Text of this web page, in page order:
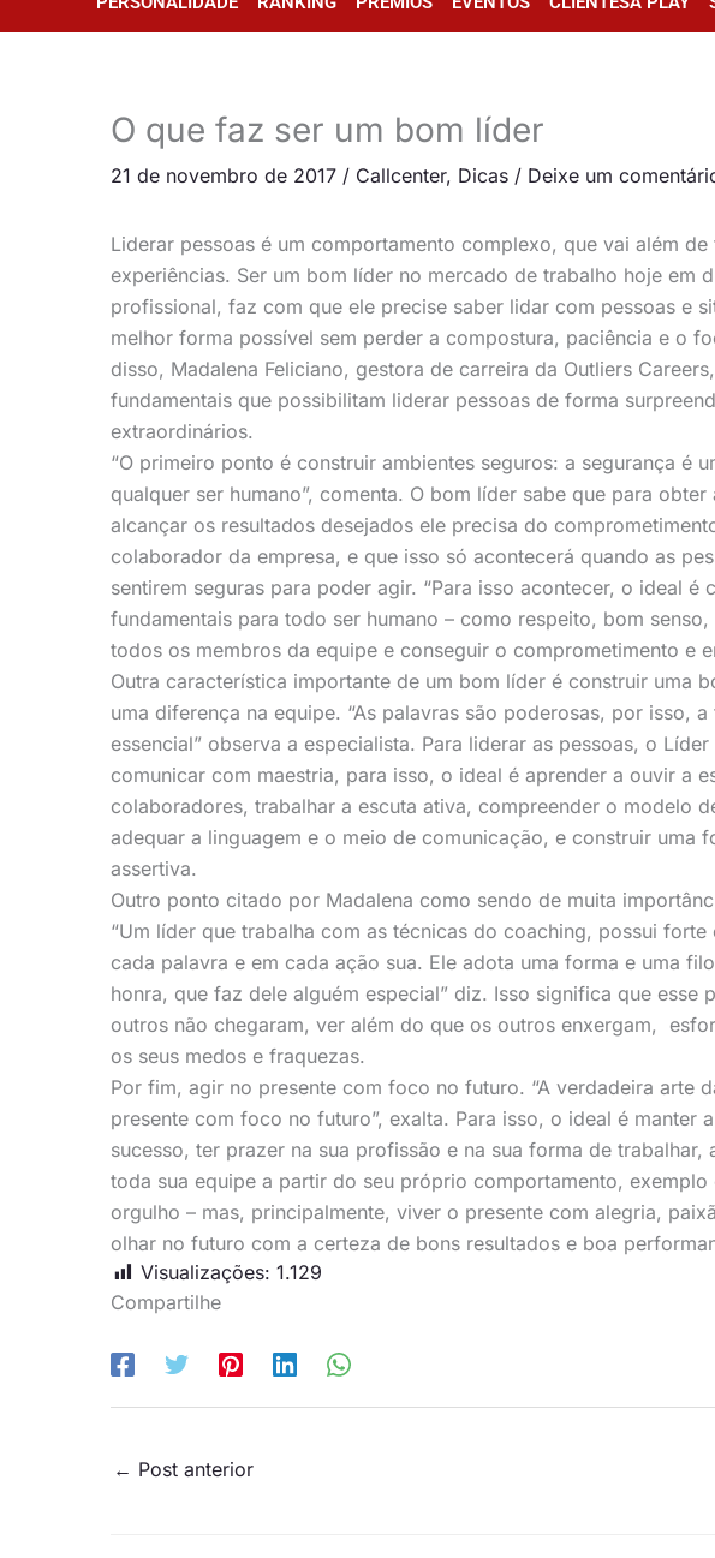
O que faz ser um bom líder
21 de novembro de 2017 / Callcenter, Dicas / Deixe um
Liderar pessoas é um comportamento complexo, que vai além
experiências. Ser um bom líder no mercado de trabalho hoje em
profissional, faz com que ele precise saber lidar com pessoas e
melhor forma possível sem perder a compostura, paciência e o
disso, Madalena Feliciano, gestora de carreira da Outliers
fundamentais que possibilitam liderar pessoas de forma
extraordinários.
“O primeiro ponto é construir ambientes seguros: a segurança é
qualquer ser humano”, comenta. O bom líder sabe que para
alcançar os resultados desejados ele precisa do
colaborador da empresa, e que isso só acontecerá quando as
sentirem seguras para poder agir. “Para isso acontecer, o ideal
fundamentais para todo ser humano – como respeito, bom
todos os membros da equipe e conseguir o comprometimento e
Outra característica importante de um bom líder é construir uma
uma diferença na equipe. “As palavras são poderosas, por isso,
essencial” observa a especialista. Para liderar as pessoas, o
comunicar com maestria, para isso, o ideal é aprender a ouvir a
colaboradores, trabalhar a escuta ativa, compreender o modelo
adequar a linguagem e o meio de comunicação, e construir uma
assertiva.
Outro ponto citado por Madalena como sendo de muita
“Um líder que trabalha com as técnicas do coaching, possui
cada palavra e em cada ação sua. Ele adota uma forma e uma
honra, que faz dele alguém especial” diz. Isso significa que esse
outros não chegaram, ver além do que os outros enxergam,
os seus medos e fraquezas.
Por fim, agir no presente com foco no futuro. “A verdadeira arte
presente com foco no futuro”, exalta. Para isso, o ideal é manter
sucesso, ter prazer na sua profissão e na sua forma de
toda sua equipe a partir do seu próprio comportamento,
orgulho – mas, principalmente, viver o presente com alegria,
olhar no futuro com a certeza de bons resultados e boa
Visualizações: 1.129
Compartilhe
← Post anterior